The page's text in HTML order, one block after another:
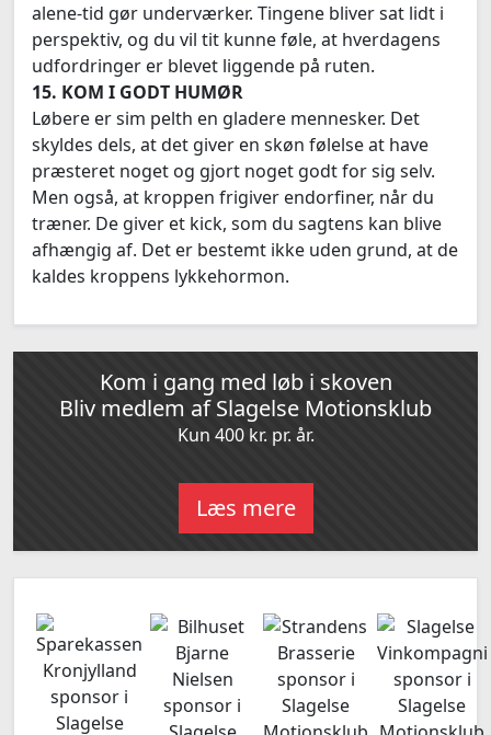
alene-tid gør underværker. Tingene bliver sat lidt i
perspektiv, og du vil tit kunne føle, at hverdagens
udfordringer er blevet liggende på ruten.
15. KOM I GODT HUMØR
Løbere er sim pelth en gladere mennesker. Det
skyldes dels, at det giver en skøn følelse at have
præsteret noget og gjort noget godt for sig selv.
Men også, at kroppen frigiver endorfiner, når du
træner. De giver et kick, som du sagtens kan blive
afhængig af. Det er bestemt ikke uden grund, at de
kaldes kroppens lykkehormon.
Kom i gang med løb i skoven
Bliv medlem af Slagelse Motionsklub
Kun 400 kr. pr. år.
Læs mere